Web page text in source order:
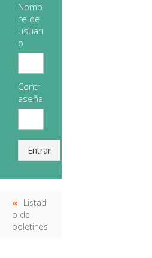
Nomb
re de
usuari
o
Contr
aseña
Entrar
Listad
o de
boletines